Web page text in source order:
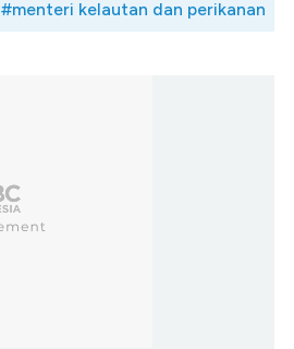
#menteri kelautan dan perikanan